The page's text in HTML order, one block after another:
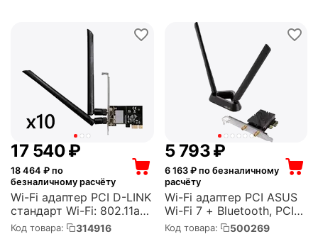
17 540₽
18 464 ₽ по
безналичному расчёту
Wi-Fi адаптер PCI D-LINK
стандарт Wi-Fi: 802.11ac,
максимальная скорость
Код товара: 314916
5 793₽
6 163₽ по безналичному
расчёту
Wi-Fi адаптер PCI ASUS
Wi-Fi 7 + Bluetooth, PCI-
E, 802.11be, 2.4/5/6 ГГц,
Код товара: 500269